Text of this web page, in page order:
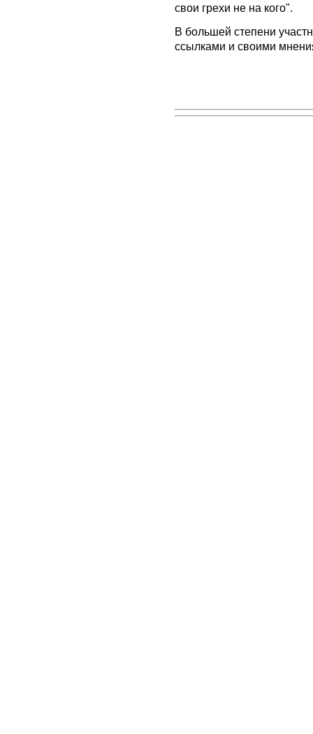
свои грехи не на кого".
В большей степени
ссылками и своими